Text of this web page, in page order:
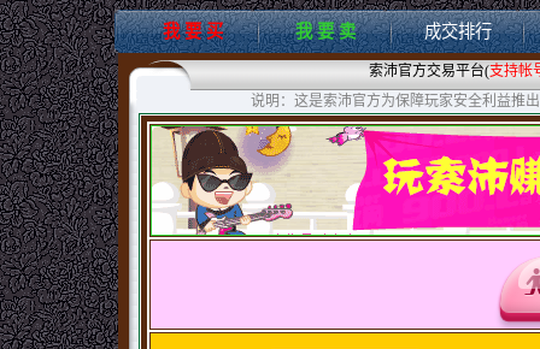
我 要 买 我 要 卖 成交排行
索沛官方交易平台(支持帐
说明：这是索沛官方为保障玩家安全利益推